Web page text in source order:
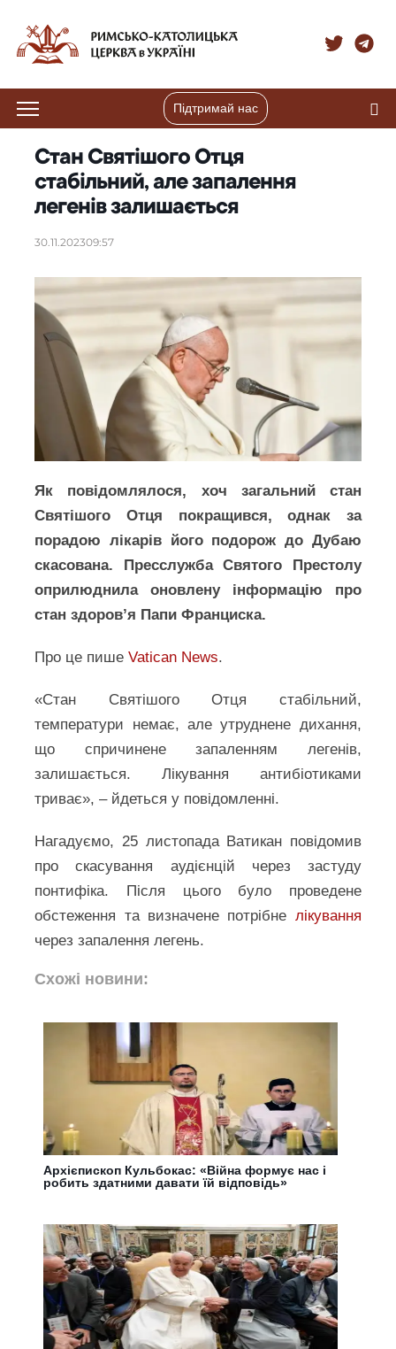
Підтримай нас
Стан Святішого Отця
стабільний, але запалення
легенів залишається
30.11.202309:57
Як повідомлялося, хоч загальний стан
Святішого Отця покращився, однак за
порадою лікарів його подорож до Дубаю
скасована. Пресслужба Святого Престолу
оприлюднила оновлену інформацію про
стан здоров’я Папи Франциска.
Про це пишеVatican News.
«Стан Святішого Отця стабільний,
температури немає, але утруднене дихання,
що спричинене запаленням легенів,
залишається. Лікування антибіотиками
триває», – йдеться у повідомленні.
Нагадуємо, 25 листопада Ватикан повідомив
про скасування аудієнцій через застуду
понтифіка. Після цього було проведене
обстеження та визначене потрібне лікування
через запалення легень.
Схожі новини:
Архієпископ Кульбокас: «Війна формує нас і
робить здатними давати їй відповідь»